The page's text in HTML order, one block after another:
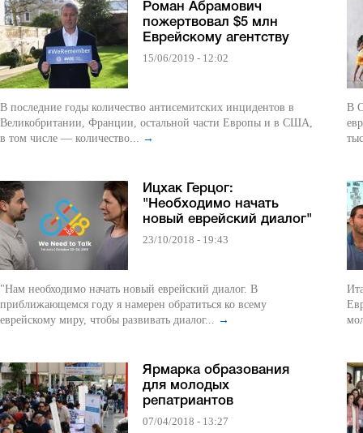
Роман Абрамович
пожертвовал $5 млн
Еврейскому агентству
15/06/2019 - 12:02
В последние годы количество антисемитских инцидентов в
Великобритании, Франции, остальной части Европы и в США,
в том числе — количество... →
Ицхак Герцог:
"Необходимо начать
новый еврейский диалог"
23/10/2018 - 19:43
"Нам необходимо начать новый еврейский диалог. В
приближающемся году я намерен обратиться ко всему
еврейскому миру, чтобы развивать диалог... →
Ярмарка образования
для молодых
репатриантов
07/04/2018 - 13:27
В
Итак,